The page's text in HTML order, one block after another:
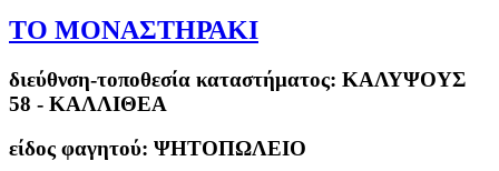
ΤΟ ΜΟΝΑΣΤΗΡΑΚΙ
διεύθνση-τοποθεσία καταστήματος: ΚΑΛΥΨΟΥΣ
58 - ΚΑΛΛΙΘΕΑ
είδος φαγητού: ΨΗΤΟΠΩΛΕΙΟ